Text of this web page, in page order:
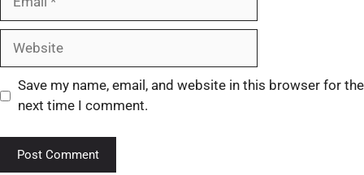
Save my name, email, and website in this browser for the
next time I comment.